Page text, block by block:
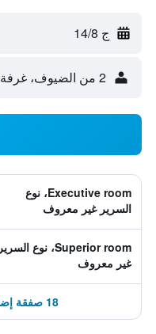
ج 14/8
2 من الضيوف، غرفة واحدة
Executive room، نوع
السرير غير معروف
Superior room، نوع السرير
غير معروف
18 صفقة إضافية ابتداءً من 277 ﷼